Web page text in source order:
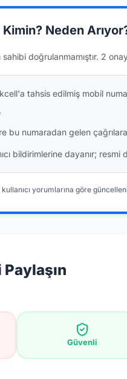
Neden
sahibi doğrulanmamıştır. 2
tahsis edilmiş mobil
.
bu numaradan gelen çağrılara
bildirimlerine dayanır;
yorumlarına göre
Güvenli